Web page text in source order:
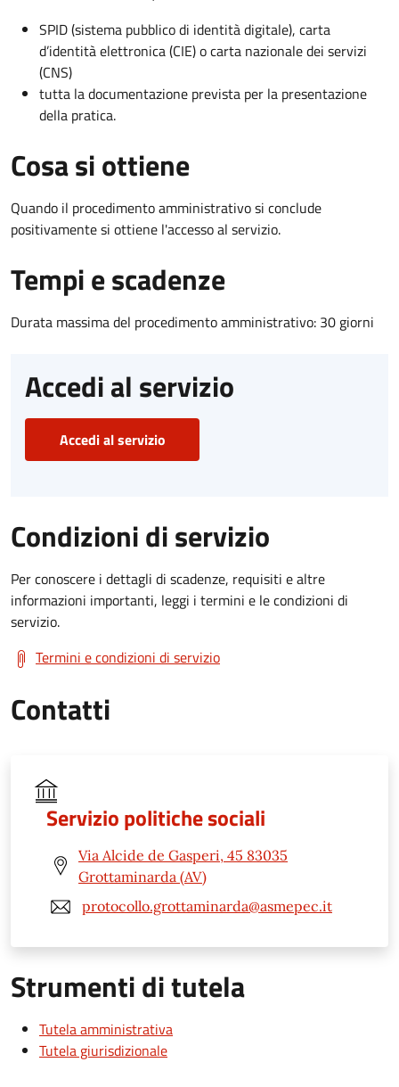
SPID (sistema pubblico di identità digitale), carta
d’identità elettronica (CIE) o carta nazionale dei servizi
(CNS)
tutta la documentazione prevista per la presentazione
della pratica.
Cosa si ottiene
Quando il procedimento amministrativo si conclude
positivamente si ottiene l'accesso al servizio.
Tempi e scadenze
Durata massima del procedimento amministrativo: 30 giorni
Accedi al servizio
Accedi al servizio
Condizioni di servizio
Per conoscere i dettagli di scadenze, requisiti e altre
informazioni importanti, leggi i termini e le condizioni di
servizio.
Termini e condizioni di servizio
Contatti
Servizio politiche sociali
Via Alcide de Gasperi, 45 83035
Grottaminarda (AV)
protocollo.grottaminarda@asmepec.it
Strumenti di tutela
Tutela amministrativa
Tutela giurisdizionale